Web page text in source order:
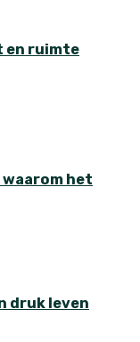
en ruimte
het
druk leven